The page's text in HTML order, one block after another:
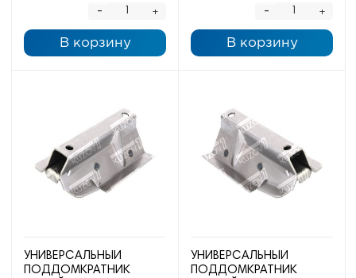
+
-
В корзину
+
-
В корзину
УНИВЕРСАЛЬНЫЙ
ПОДДОМКРАТНИК
УНИВЕРСАЛЬНЫЙ
ПОДДОМКРАТНИК